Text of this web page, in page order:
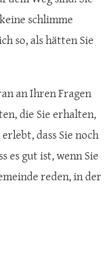
schlimme
so, als hätten Sie
an Ihren Fragen
die Sie erhalten,
dass Sie noch
es gut ist, wenn Sie
reden, in der